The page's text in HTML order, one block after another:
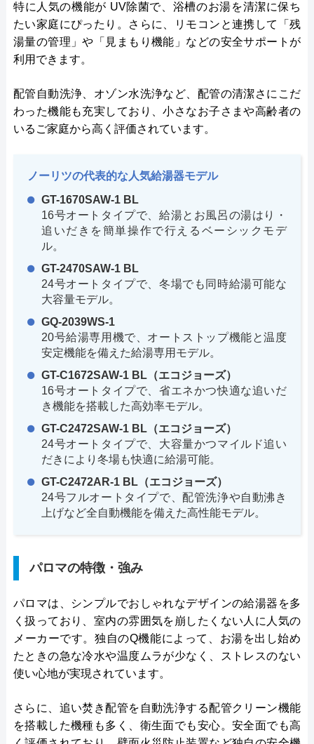
特に人気の機能が UV除菌で、浴槽のお湯を清潔に保ち
たい家庭にぴったり。さらに、リモコンと連携して「残
湯量の管理」や「見まもり機能」などの安全サポートが
利用できます。
配管自動洗浄、オゾン水洗浄など、配管の清潔さにこだ
わった機能も充実しており、小さなお子さまや高齢者の
いるご家庭から高く評価されています。
ノーリツの代表的な人気給湯器モデル
GT-1670SAW-1 BL
16号オートタイプで、給湯とお風呂の湯はり・
追いだきを簡単操作で行えるベーシックモデ
ル。
GT-2470SAW-1 BL
24号オートタイプで、冬場でも同時給湯可能な
大容量モデル。
GQ-2039WS-1
20号給湯専用機で、オートストップ機能と温度
安定機能を備えた給湯専用モデル。
GT-C1672SAW-1 BL（エコジョーズ）
16号オートタイプで、省エネかつ快適な追いだ
き機能を搭載した高効率モデル。
GT-C2472SAW-1 BL（エコジョーズ）
24号オートタイプで、大容量かつマイルド追い
だきにより冬場も快適に給湯可能。
GT-C2472AR-1 BL（エコジョーズ）
24号フルオートタイプで、配管洗浄や自動沸き
上げなど全自動機能を備えた高性能モデル。
パロマの特徴・強み
パロマは、シンプルでおしゃれなデザインの給湯器を多
く扱っており、室内の雰囲気を崩したくない人に人気の
メーカーです。独自のQ機能によって、お湯を出し始め
たときの急な冷水や温度ムラが少なく、ストレスのない
使い心地が実現されています。
さらに、追い焚き配管を自動洗浄する配管クリーン機能
を搭載した機種も多く、衛生面でも安心。安全面でも高